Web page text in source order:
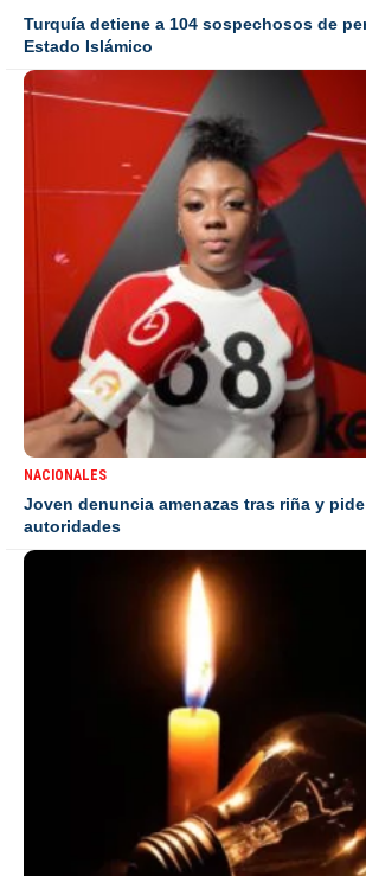
Turquía detiene a 104 sospechosos de
Estado Islámico
NACIONALES
Joven denuncia amenazas tras riña y
autoridades